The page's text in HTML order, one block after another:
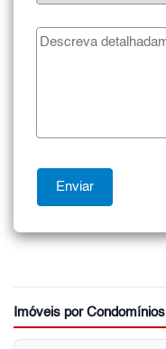
Imóveis por Condomínios